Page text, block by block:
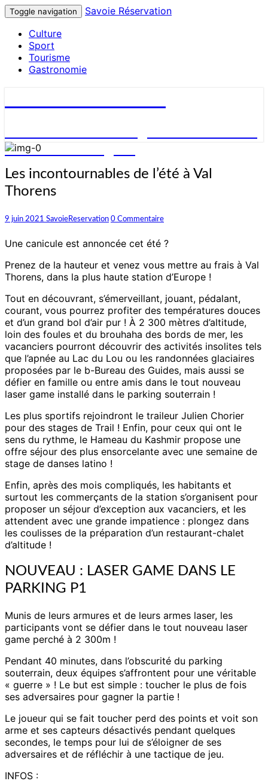
Toggle navigation
Savoie Réservation
Culture
Sport
Tourisme
Gastronomie
et réservez en ligne !
Les
incontournables
de
à
Thorens
Les incontournables de l’été à Val
Thorens
9 juin 2021 SavoieReservation Commentaires
0 Commentaire
Une canicule est annoncée cet été ?
Prenez de la hauteur et venez vous mettre au frais à Val
Thorens, dans la plus haute station d’Europe !
Tout en découvrant, s’émerveillant, jouant, pédalant,
courant, vous pourrez profiter des températures douces
et d’un grand bol d’air pur ! À 2 300 mètres d’altitude,
loin des foules et du brouhaha des bords de mer, les
vacanciers pourront découvrir des activités insolites tels
que l’apnée au Lac du Lou ou les randonnées glaciaires
proposées par le b-Bureau des Guides, mais aussi se
défier en famille ou entre amis dans le tout nouveau
laser game installé dans le parking souterrain !
Les plus sportifs rejoindront le traileur Julien Chorier
pour des stages de Trail ! Enfin, pour ceux qui ont le
sens du rythme, le Hameau du Kashmir propose une
offre séjour des plus ensorcelante avec une semaine de
stage de danses latino !
Enfin, après des mois compliqués, les habitants et
surtout les commerçants de la station s’organisent pour
proposer un séjour d’exception aux vacanciers, et les
attendent avec une grande impatience : plongez dans
les coulisses de la préparation d’un restaurant-chalet
d’altitude !
NOUVEAU : LASER GAME DANS LE
PARKING P1
Munis de leurs armures et de leurs armes laser, les
participants vont se défier dans le tout nouveau laser
game perché à 2 300m !
Pendant 40 minutes, dans l’obscurité du parking
souterrain, deux équipes s’affrontent pour une véritable
« guerre » ! Le but est simple : toucher le plus de fois
ses adversaires pour gagner la partie !
Le joueur qui se fait toucher perd des points et voit son
arme et ses capteurs désactivés pendant quelques
secondes, le temps pour lui de s’éloigner de ses
adversaires et de réfléchir à une tactique de jeu.
INFOS :